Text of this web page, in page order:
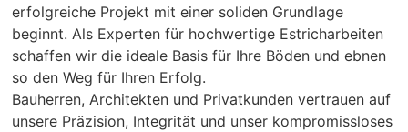
erfolgreiche Projekt mit einer soliden Grundlage
beginnt. Als Experten für hochwertige Estricharbeiten
schaffen wir die ideale Basis für Ihre Böden und ebnen
so den Weg für Ihren Erfolg.
Bauherren, Architekten und Privatkunden vertrauen auf
unsere Präzision, Integrität und unser kompromissloses